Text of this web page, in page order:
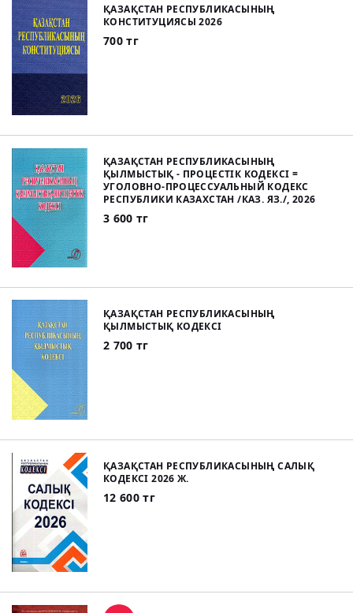
ҚАЗАҚСТАН РЕСПУБЛИКАСЫНЫҢ
КОНСТИТУЦИЯСЫ 2026
700 тг
ҚАЗАҚСТАН РЕСПУБЛИКАСЫНЫҢ
ҚЫЛМЫСТЫҚ - ПРОЦЕСТІК КОДЕКСІ =
УГОЛОВНО-ПРОЦЕССУАЛЬНЫЙ КОДЕКС
РЕСПУБЛИКИ КАЗАХСТАН /КАЗ. ЯЗ./, 2026
3 600 тг
ҚАЗАҚСТАН РЕСПУБЛИКАСЫНЫҢ
ҚЫЛМЫСТЫҚ КОДЕКСІ
2 700 тг
ҚАЗАҚСТАН РЕСПУБЛИКАСЫНЫҢ САЛЫҚ
КОДЕКСІ 2026 Ж.
12 600 тг